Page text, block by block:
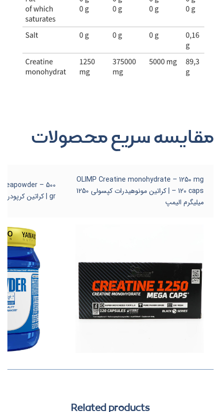
مقایسه سریع محصولات
OLIMP Creatine monohydrate – 1250 mg
– 120 caps | کراتین مونوهیدرات کپسولی 1250
میلیگرم الیمپ
– 500
gr | کراتین کرپودر یاماموتو ایتالیا
Related products